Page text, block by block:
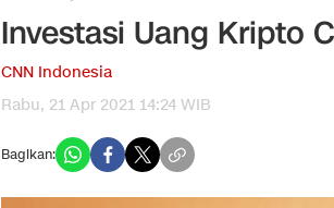
Investasi Uang Kripto
CNN Indonesia
Rabu, 21 Apr 2021 14:24 WIB
Bagikan: